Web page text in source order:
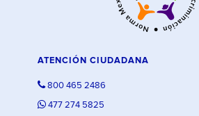
ATENCIÓN CIUDADANA
800 465 2486
477 274 5825